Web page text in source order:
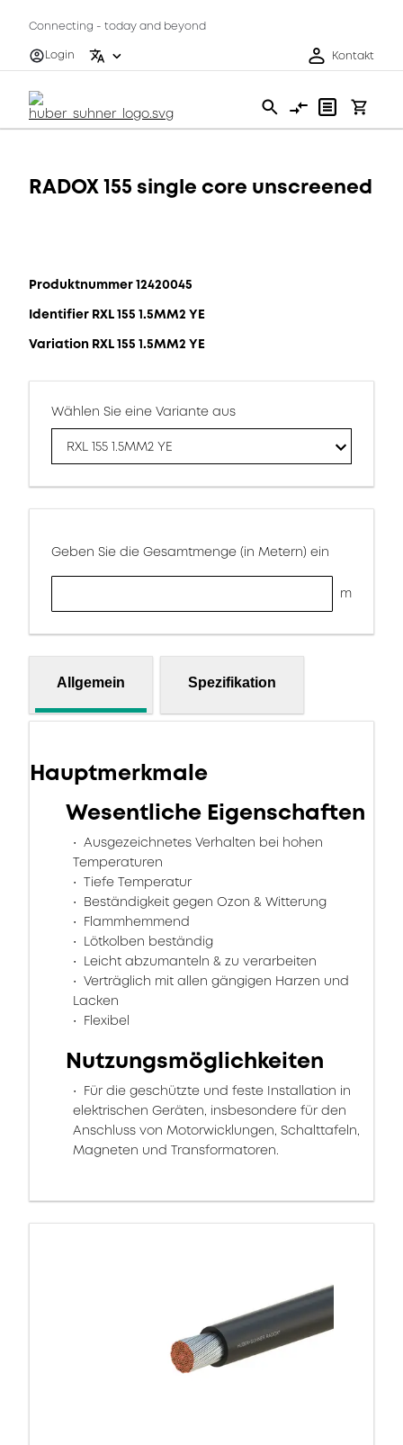
Connecting - today and beyond
Login
Kontakt
RADOX 155 single core unscreened
Produktnummer 12420045
Identifier RXL 155 1.5MM2 YE
Variation RXL 155 1.5MM2 YE
Wählen Sie eine Variante aus
RXL 155 1.5MM2 YE
Geben Sie die Gesamtmenge (in Metern) ein
m
Allgemein Spezifikation
Hauptmerkmale
Wesentliche Eigenschaften
Ausgezeichnetes Verhalten bei hohen
Temperaturen
Tiefe Temperatur
Beständigkeit gegen Ozon & Witterung
Flammhemmend
Lötkolben beständig
Leicht abzumanteln & zu verarbeiten
Verträglich mit allen gängigen Harzen und
Lacken
Flexibel
Nutzungsmöglichkeiten
Für die geschützte und feste Installation in
elektrischen Geräten, insbesondere für den
Anschluss von Motorwicklungen, Schalttafeln,
Magneten und Transformatoren.